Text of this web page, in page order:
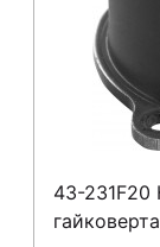
43-231F20